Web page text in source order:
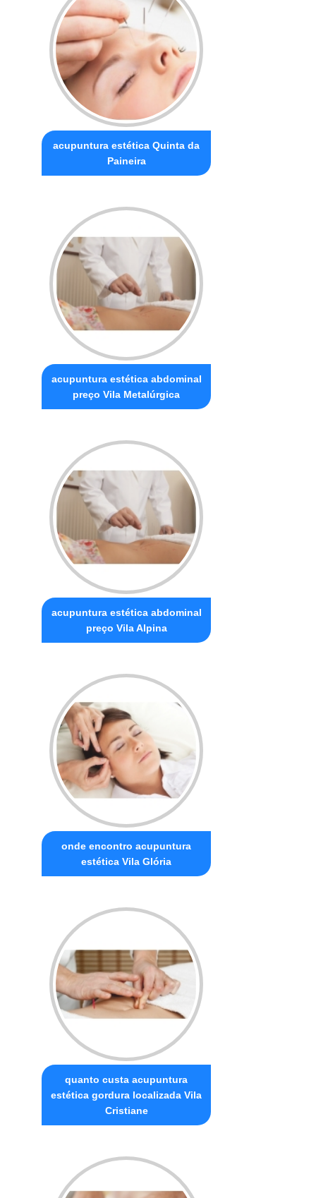
acupuntura estética Quinta da
Paineira
acupuntura estética abdominal
preço Vila Metalúrgica
acupuntura estética abdominal
preço Vila Alpina
onde encontro acupuntura
estética Vila Glória
quanto custa acupuntura
estética gordura localizada Vila
Cristiane